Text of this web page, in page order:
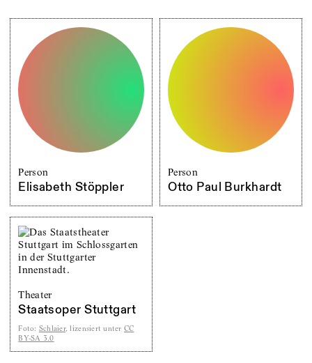
Person
Elisabeth Stöppler
Person
Otto Paul Burkhardt
Theater
Staatsoper Stuttgart
Foto: Schlaier, lizensiert unter CC
BY-SA 3.0